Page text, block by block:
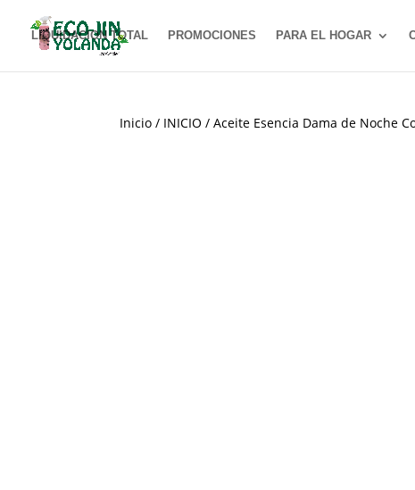
LIQUIDACION TOTAL PROMOCIONES PARA EL HOGAR
Inicio / INICIO / Aceite Esencia Dama de Noche